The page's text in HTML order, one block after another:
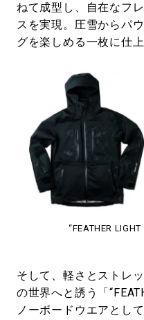
ねて成型し、自在なフ
スを実現。圧雪からパ
グを楽しめる一枚に仕
“FEATHER
そして、軽さとストレ
の世界へと誘う「
ノーボードウエアとし